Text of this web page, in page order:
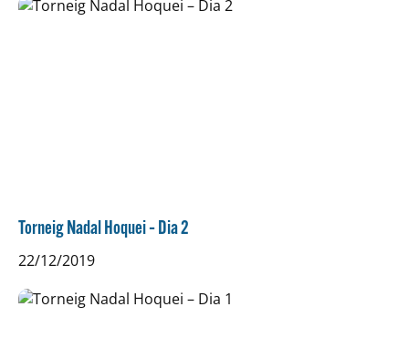
Torneig Nadal Hoquei – Dia 2
22/12/2019